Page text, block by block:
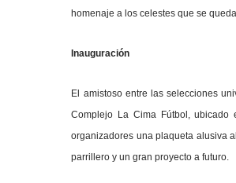
homenaje a los celestes que se
Inauguración
El amistoso entre las selecciones
Complejo La Cima Fútbol , ubicado
organizadores una plaqueta alusiva
parrillero y un gran proyecto a futuro.